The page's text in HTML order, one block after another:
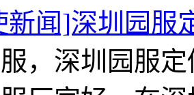
新闻]深圳园服
，深圳园服